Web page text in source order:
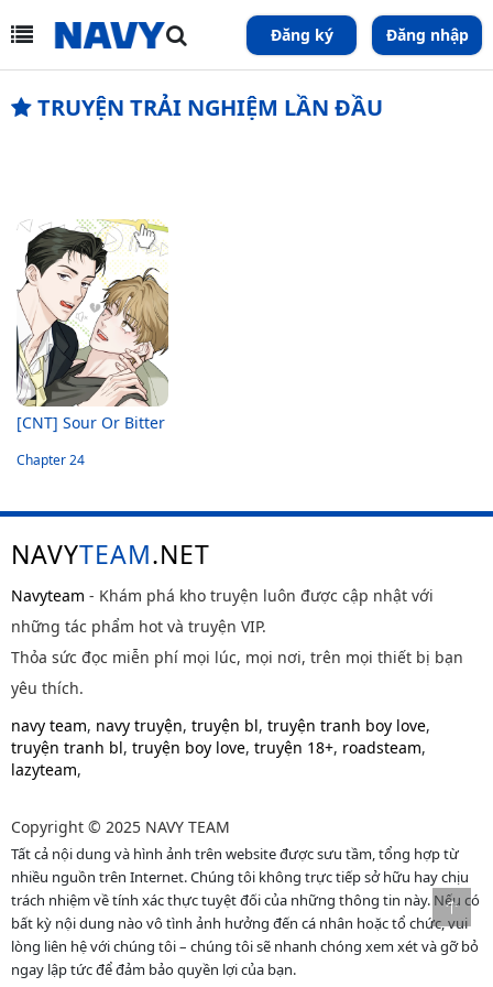
Đăng ký Đăng nhập
TRUYỆN TRẢI NGHIỆM LẦN ĐẦU
[CNT] Sour Or Bitter
Chapter 24
NAVYTEAM.NET
Navyteam - Khám phá kho truyện luôn được cập nhật với
những tác phẩm hot và truyện VIP.
Thỏa sức đọc miễn phí mọi lúc, mọi nơi, trên mọi thiết bị bạn
yêu thích.
navy team, navy truyện, truyện bl, truyện tranh boy love,
truyện tranh bl, truyện boy love, truyện 18+, roadsteam,
lazyteam,
Copyright © 2025 NAVY TEAM
Tất cả nội dung và hình ảnh trên website được sưu tầm, tổng hợp từ
nhiều nguồn trên Internet. Chúng tôi không trực tiếp sở hữu hay chịu
trách nhiệm về tính xác thực tuyệt đối của những thông tin này. Nếu có
bất kỳ nội dung nào vô tình ảnh hưởng đến cá nhân hoặc tổ chức, vui
lòng liên hệ với chúng tôi – chúng tôi sẽ nhanh chóng xem xét và gỡ bỏ
ngay lập tức để đảm bảo quyền lợi của bạn.